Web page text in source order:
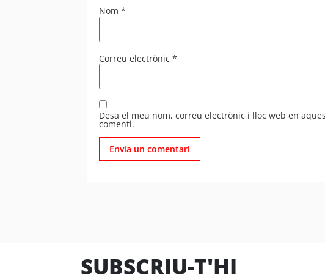
Nom *
Correu electrònic *
Desa el meu nom, correu electrònic i lloc web en
comenti.
SUBSCRIU-T'HI